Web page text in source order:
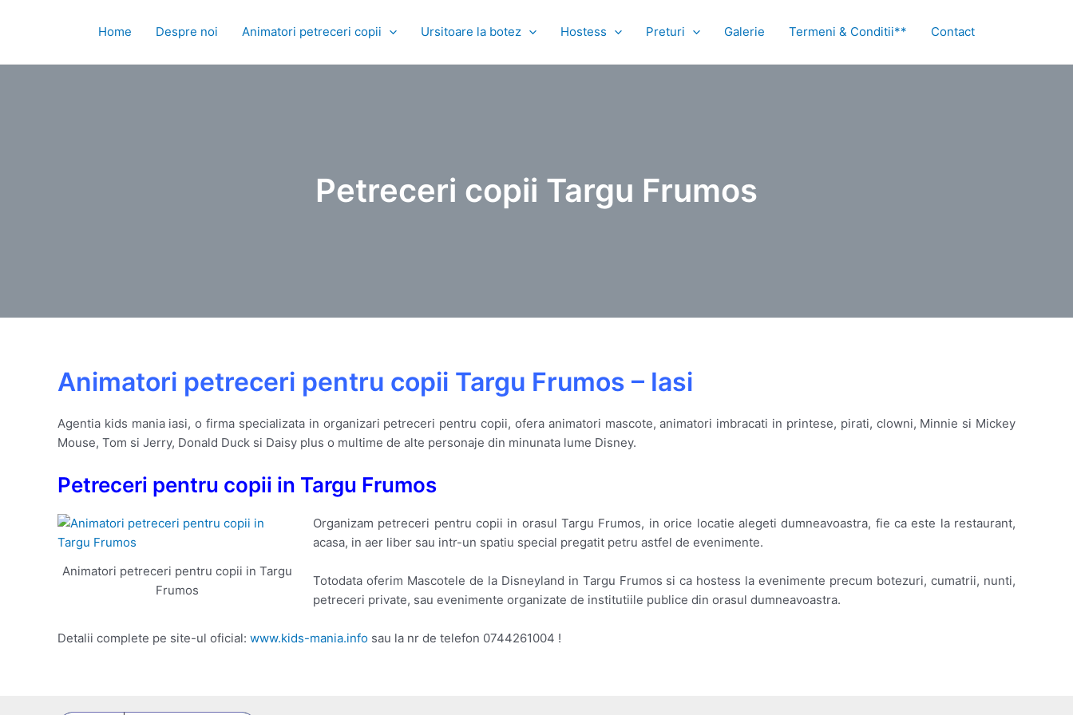
Home Despre noi Animatori petreceri copii Ursitoare la botez Hostess Preturi Galerie Termeni & Conditii** Contact
Petreceri copii Targu Frumos
Animatori petreceri pentru copii Targu Frumos – Iasi
Agentia kids mania iasi, o firma specializata in organizari petreceri pentru copii, ofera animatori mascote, animatori imbracati in printese, pirati, clowni, Minnie si Mickey
Mouse, Tom si Jerry, Donald Duck si Daisy plus o multime de alte personaje din minunata lume Disney.
Petreceri pentru copii in Targu Frumos
Animatori petreceri pentru copii in Targu
Frumos
Organizam petreceri pentru copii in orasul Targu Frumos, in orice locatie alegeti dumneavoastra, fie ca este la restaurant,
acasa, in aer liber sau intr-un spatiu special pregatit petru astfel de evenimente.
Totodata oferim Mascotele de la Disneyland in Targu Frumos si ca hostess la evenimente precum botezuri, cumatrii, nunti,
petreceri private, sau evenimente organizate de institutiile publice din orasul dumneavoastra.
Detalii complete pe site-ul oficial: www.kids-mania.info sau la nr de telefon 0744261004 !